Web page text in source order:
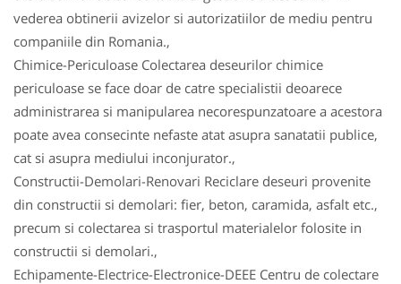
vederea obtinerii avizelor si autorizatiilor de mediu pentru
companiile din Romania.,
Chimice-Periculoase Colectarea deseurilor chimice
periculoase se face doar de catre specialistii deoarece
administrarea si manipularea necorespunzatoare a acestora
poate avea consecinte nefaste atat asupra sanatatii publice,
cat si asupra mediului inconjurator.,
Constructii-Demolari-Renovari Reciclare deseuri provenite
din constructii si demolari: fier, beton, caramida, asfalt etc.,
precum si colectarea si trasportul materialelor folosite in
constructii si demolari.,
Echipamente-Electrice-Electronice-DEEE Centru de colectare